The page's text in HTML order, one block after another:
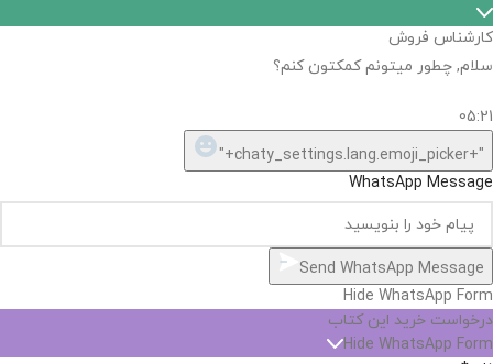
اگر
نیست,
شاید
بتونیم
تهیه
Hide
chaty
ارسال پیام در واتساپ